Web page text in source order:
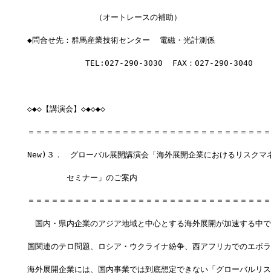
              （オートレースの補助）
◆問合せ先：群馬産業技術センター  電磁・光計測係
            TEL:027-290-3030  FAX：027-290-3040
◇◆◇【講演会】◇◆◇◆◇
＝＝＝＝＝＝＝＝＝＝＝＝＝＝＝＝＝＝＝＝＝＝＝＝＝＝＝＝＝＝
New)３．　グローバル展開講演会「海外展開企業におけるリスクマ
セミナー」のご案内
＝＝＝＝＝＝＝＝＝＝＝＝＝＝＝＝＝＝＝＝＝＝＝＝＝＝＝＝＝＝
国内・県内企業のアジア地域と中心とする海外展開が加速する中
国関連のテロ問題、ロシア・ウクライナ紛争、西アフリカでのエボ
海外展開企業には、国内事業では到底想定できない「グローバルリ